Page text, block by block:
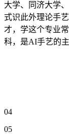
大学、同济大学
式识此外理论手
才，学这个专业
科，是AI手艺的主
04
05